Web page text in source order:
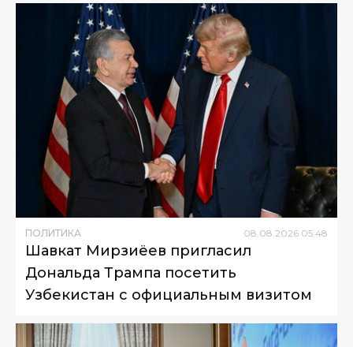
ПОЛИТИКА 08.08.2026 05:48
Шавкат Мирзиёев пригласил
Дональда Трампа посетить
Узбекистан с официальным визитом